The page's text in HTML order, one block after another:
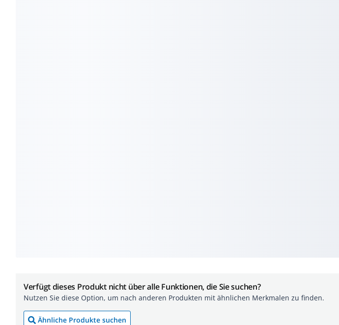
Verfügt dieses Produkt nicht über alle Funktionen, die Sie suchen?
Nutzen Sie diese Option, um nach anderen Produkten mit ähnlichen Merkmalen zu finden.
Ähnliche Produkte suchen